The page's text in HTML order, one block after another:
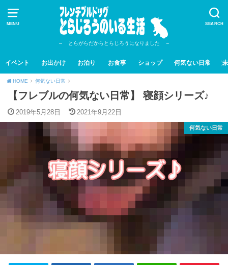
MENU SEARCH
～ とらがらだからとらじろうになりました ～
イベント お出かけ お泊り お食事 ショップ 何気ない日常
HOME 何気ない日常
【フレブルの何気ない日常】 寝顔シリーズ♪
2019年5月28日 2021年9月22日
何気ない日常